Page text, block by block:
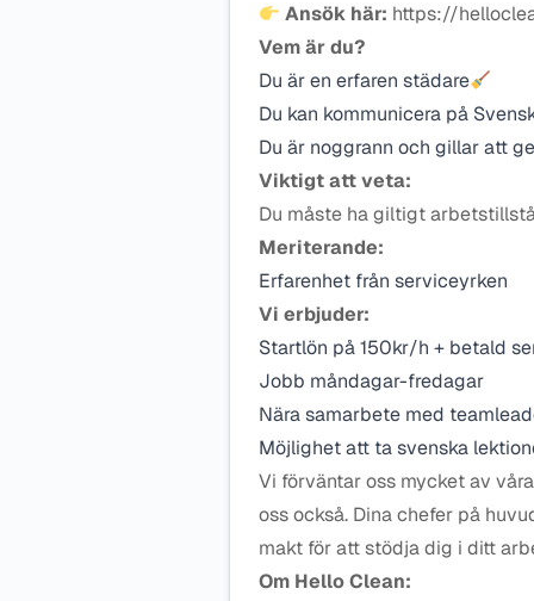
Ansök här: https://
Vem är du?
Du är en erfaren städare
Du kan kommunicera på
Du är noggrann och gillar att
Viktigt att veta:
Du måste ha giltigt
Meriterande:
Erfarenhet från serviceyrken
Vi erbjuder:
Startlön på 150kr/h + betald
Jobb måndagar-fredagar
Nära samarbete med
Möjlighet att ta svenska
Vi förväntar oss mycket av
oss också. Dina chefer på
makt för att stödja dig i ditt
Om Hello Clean: